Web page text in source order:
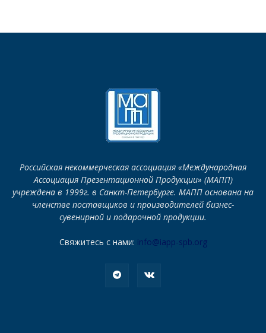
Российская некоммерческая ассоциация «Международная
Ассоциация Презентационной Продукции» (МАПП)
учреждена в 1999г. в Санкт-Петербурге. МАПП основана на
членстве поставщиков и производителей бизнес-
сувенирной и подарочной продукции.
Свяжитесь с нами: info@iapp-spb.org